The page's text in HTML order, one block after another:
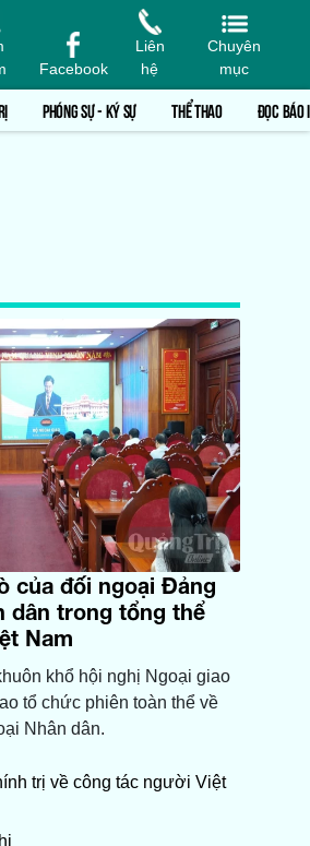
Facebook
Liên
hệ
Chuyên
mục
PHÓNG SỰ - KÝ SỰ THỂ THAO ĐỌC BÁO
của đối ngoại Đảng
dân trong tổng thể
Nam
khổ hội nghị Ngoại giao
tổ chức phiên toàn thể về
Nhân dân.
trị về công tác người Việt